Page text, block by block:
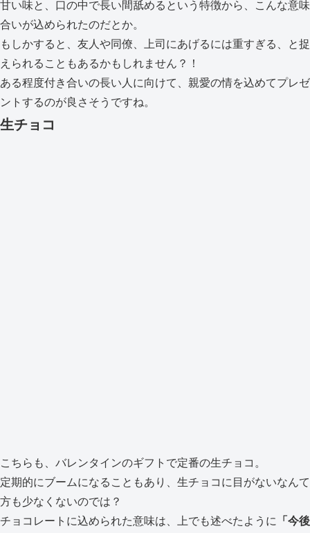
甘い味と、口の中で長い間舐めるという特徴から、こんな意味
合いが込められたのだとか。
もしかすると、友人や同僚、上司にあげるには重すぎる、と捉
えられることもあるかもしれません？！
ある程度付き合いの長い人に向けて、親愛の情を込めてプレゼ
ントするのが良さそうですね。
生チョコ
こちらも、バレンタインのギフトで定番の生チョコ。
定期的にブームになることもあり、生チョコに目がないなんて
方も少なくないのでは？
チョコレートに込められた意味は、上でも述べたように
「今後